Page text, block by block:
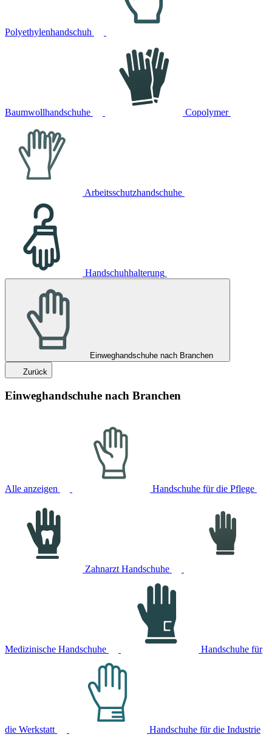
Polyethylenhandschuh
Baumwollhandschuhe Copolymer
Arbeitsschutzhandschuhe
Handschuhhalterung
Einweghandschuhe nach Branchen
Zurück
Einweghandschuhe nach Branchen
Alle anzeigen Handschuhe für die Pflege
Zahnarzt Handschuhe
Medizinische Handschuhe Handschuhe für
die Werkstatt Handschuhe für die Industrie